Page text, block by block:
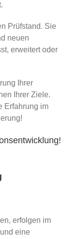
Prüfstand. Sie
neuen
erweitert oder
Ihrer
Ihrer Ziele.
Erfahrung im
erfolgen im
eine